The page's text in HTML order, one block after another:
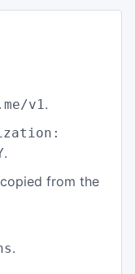
v1.
.
from the
.